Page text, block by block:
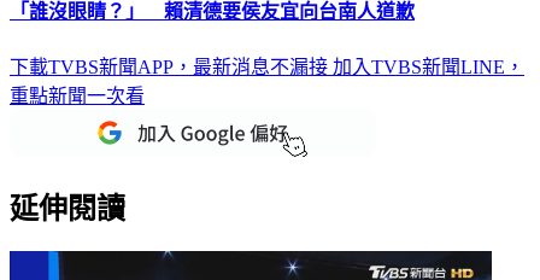
「誰沒眼睛？」 賴清德要侯友宜向台南人道歉
下載TVBS新聞APP，最新消息不漏接 加入TVBS新聞LINE，
重點新聞一次看
延伸閱讀